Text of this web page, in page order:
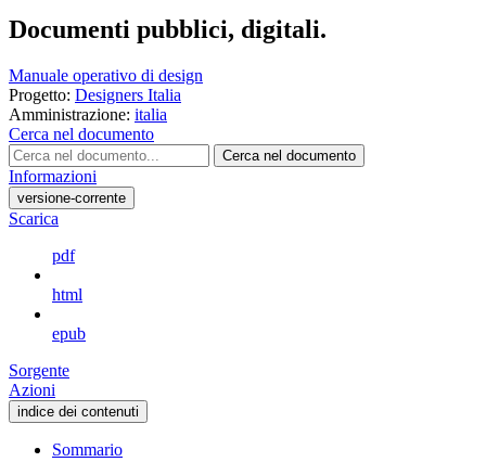
Documenti pubblici, digitali.
Manuale operativo di design
Progetto: Designers Italia
Amministrazione: italia
Cerca nel documento
Cerca nel documento
Informazioni
versione-corrente
Scarica
pdf
html
epub
Sorgente
Azioni
indice dei contenuti
Sommario